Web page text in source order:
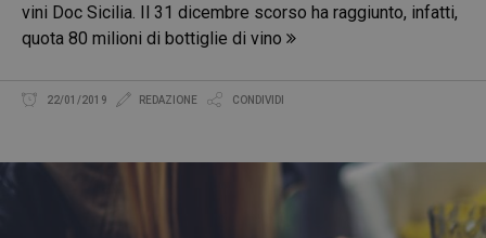
vini Doc Sicilia. Il 31 dicembre scorso ha raggiunto, infatti,
quota 80 milioni di bottiglie di vino
22/01/2019 REDAZIONE CONDIVIDI